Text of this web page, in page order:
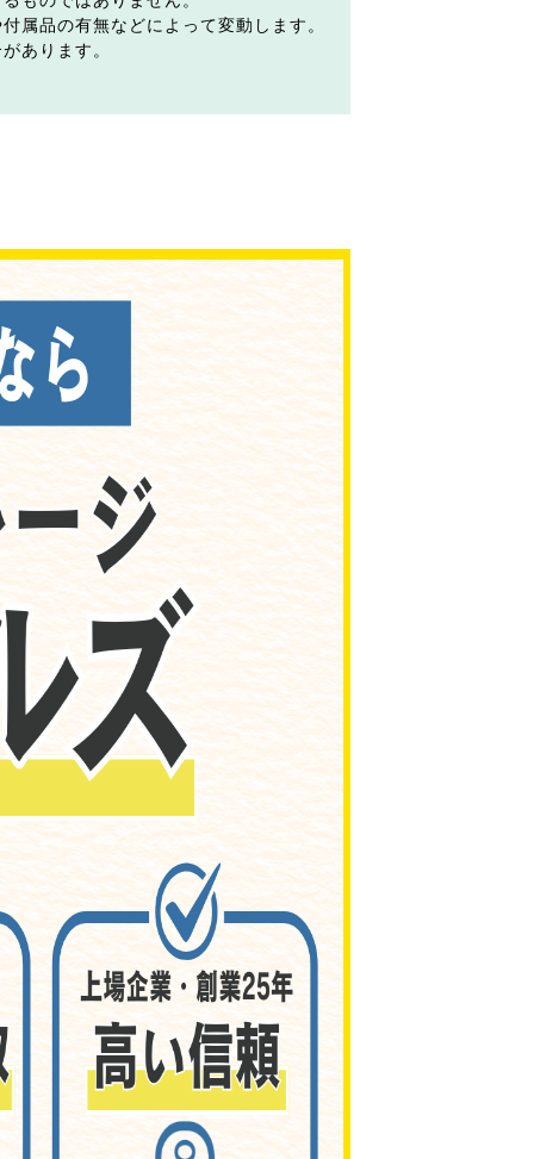
属品の有無などによって変動します。
あります。